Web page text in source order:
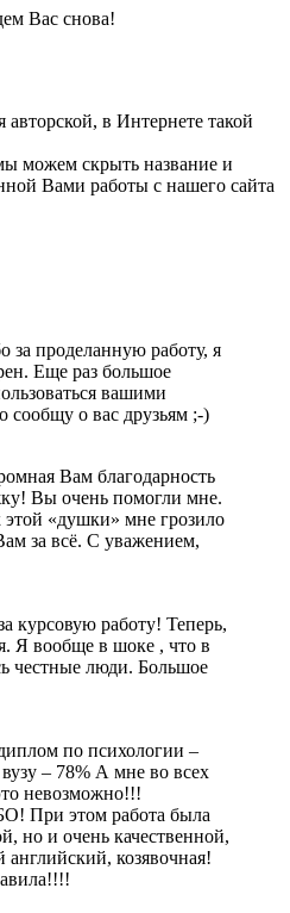
Вас снова!
авторской, в Интернете такой
можем скрыть название и
Вами работы с нашего сайта
за проделанную работу, я
Еще раз большое
вашими
сообщу о вас друзьям ;-)
Вам благодарность
Вы очень помогли мне.
«душки» мне грозило
за всё. С уважением,
курсовую работу! Теперь,
Я вообще в шоке , что в
честные люди. Большое
по психологии –
– 78% А мне во всех
невозможно!!!
этом работа была
но и очень качественной,
английский, козявочная!